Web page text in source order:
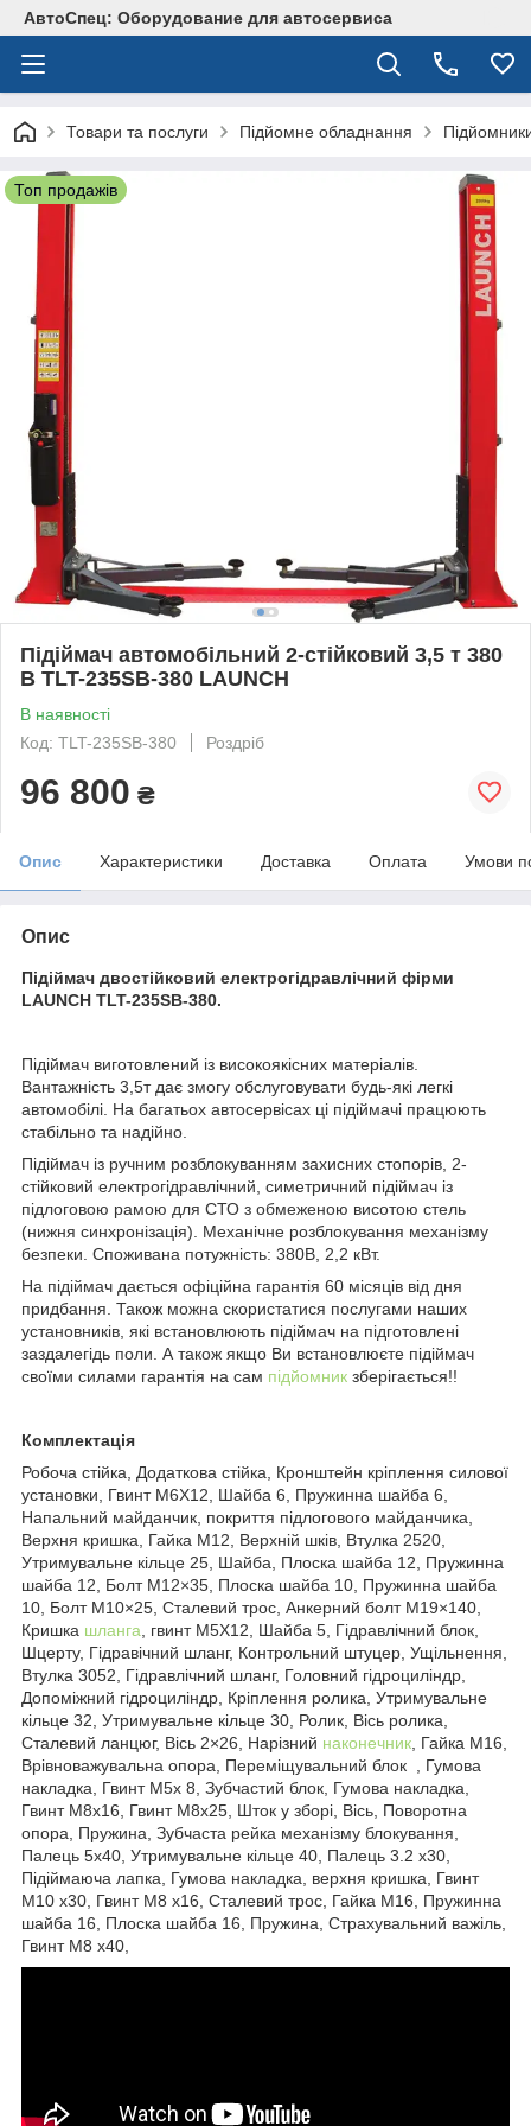
АвтоСпец: Оборудование для автосервиса
Товари та послуги Підйомне обладнання
Топ продажів
Підіймач автомобільний 2-стійковий 3,5 т 380
В TLT-235SB-380 LAUNCH
В наявності
Код: TLT-235SB-380
Роздріб
96 800 ₴
Опис Характеристики Доставка Оплата Умови
Опис
Підіймач двостійковий електрогідравлічний фірми
LAUNCH TLT-235SB-380.
Підіймач виготовлений із високоякісних матеріалів.
Вантажність 3,5т дає змогу обслуговувати будь-які легкі
автомобілі. На багатьох автосервісах ці підіймачі працюють
стабільно та надійно.
Підіймач із ручним розблокуванням захисних стопорів, 2-
стійковий електрогідравлічний, симетричний підіймач із
підлоговою рамою для СТО з обмеженою висотою стель
(нижня синхронізація). Механічне розблокування механізму
безпеки. Споживана потужність: 380В, 2,2 кВт.
На підіймач дається офіційна гарантія 60 місяців від дня
придбання. Також можна скористатися послугами наших
установників, які встановлюють підіймач на підготовлені
заздалегідь поли. А також якщо Ви встановлюєте підіймач
своїми силами гарантія на сам підйомник зберігається!!
Комплектація
Робоча стійка, Додаткова стійка, Кронштейн кріплення силової
установки, Гвинт M6X12, Шайба 6, Пружинна шайба 6,
Напальний майданчик, покриття підлогового майданчика,
Верхня кришка, Гайка M12, Верхній шків, Втулка 2520,
Утримувальне кільце 25, Шайба, Плоска шайба 12, Пружинна
шайба 12, Болт M12×35, Плоска шайба 10, Пружинна шайба
10, Болт M10×25, Сталевий трос, Анкерний болт M19×140,
Кришка шланга , гвинт M5X12, Шайба 5, Гідравлічний блок,
Шцерту, Гідравічний шланг, Контрольний штуцер, Ущільнення,
Втулка 3052, Гідравлічний шланг, Головний гідроциліндр,
Допоміжний гідроциліндр, Кріплення ролика, Утримувальне
кільце 32, Утримувальне кільце 30, Ролик, Вісь ролика,
Сталевий ланцюг, Вісь 2×26, Нарізний наконечник , Гайка М16,
Врівноважувальна опора, Переміщувальний блок , Гумова
накладка, Гвинт М5х 8, Зубчастий блок, Гумова накладка,
Гвинт М8х16, Гвинт М8х25, Шток у зборі, Вісь, Поворотна
опора, Пружина, Зубчаста рейка механізму блокування,
Палець 5х40, Утримувальне кільце 40, Палець 3.2 х30,
Підіймаюча лапка, Гумова накладка, верхня кришка, Гвинт
М10 х30, Гвинт М8 х16, Сталевий трос, Гайка М16, Пружинна
шайба 16, Плоска шайба 16, Пружина, Страхувальний важіль,
Гвинт М8 х40,